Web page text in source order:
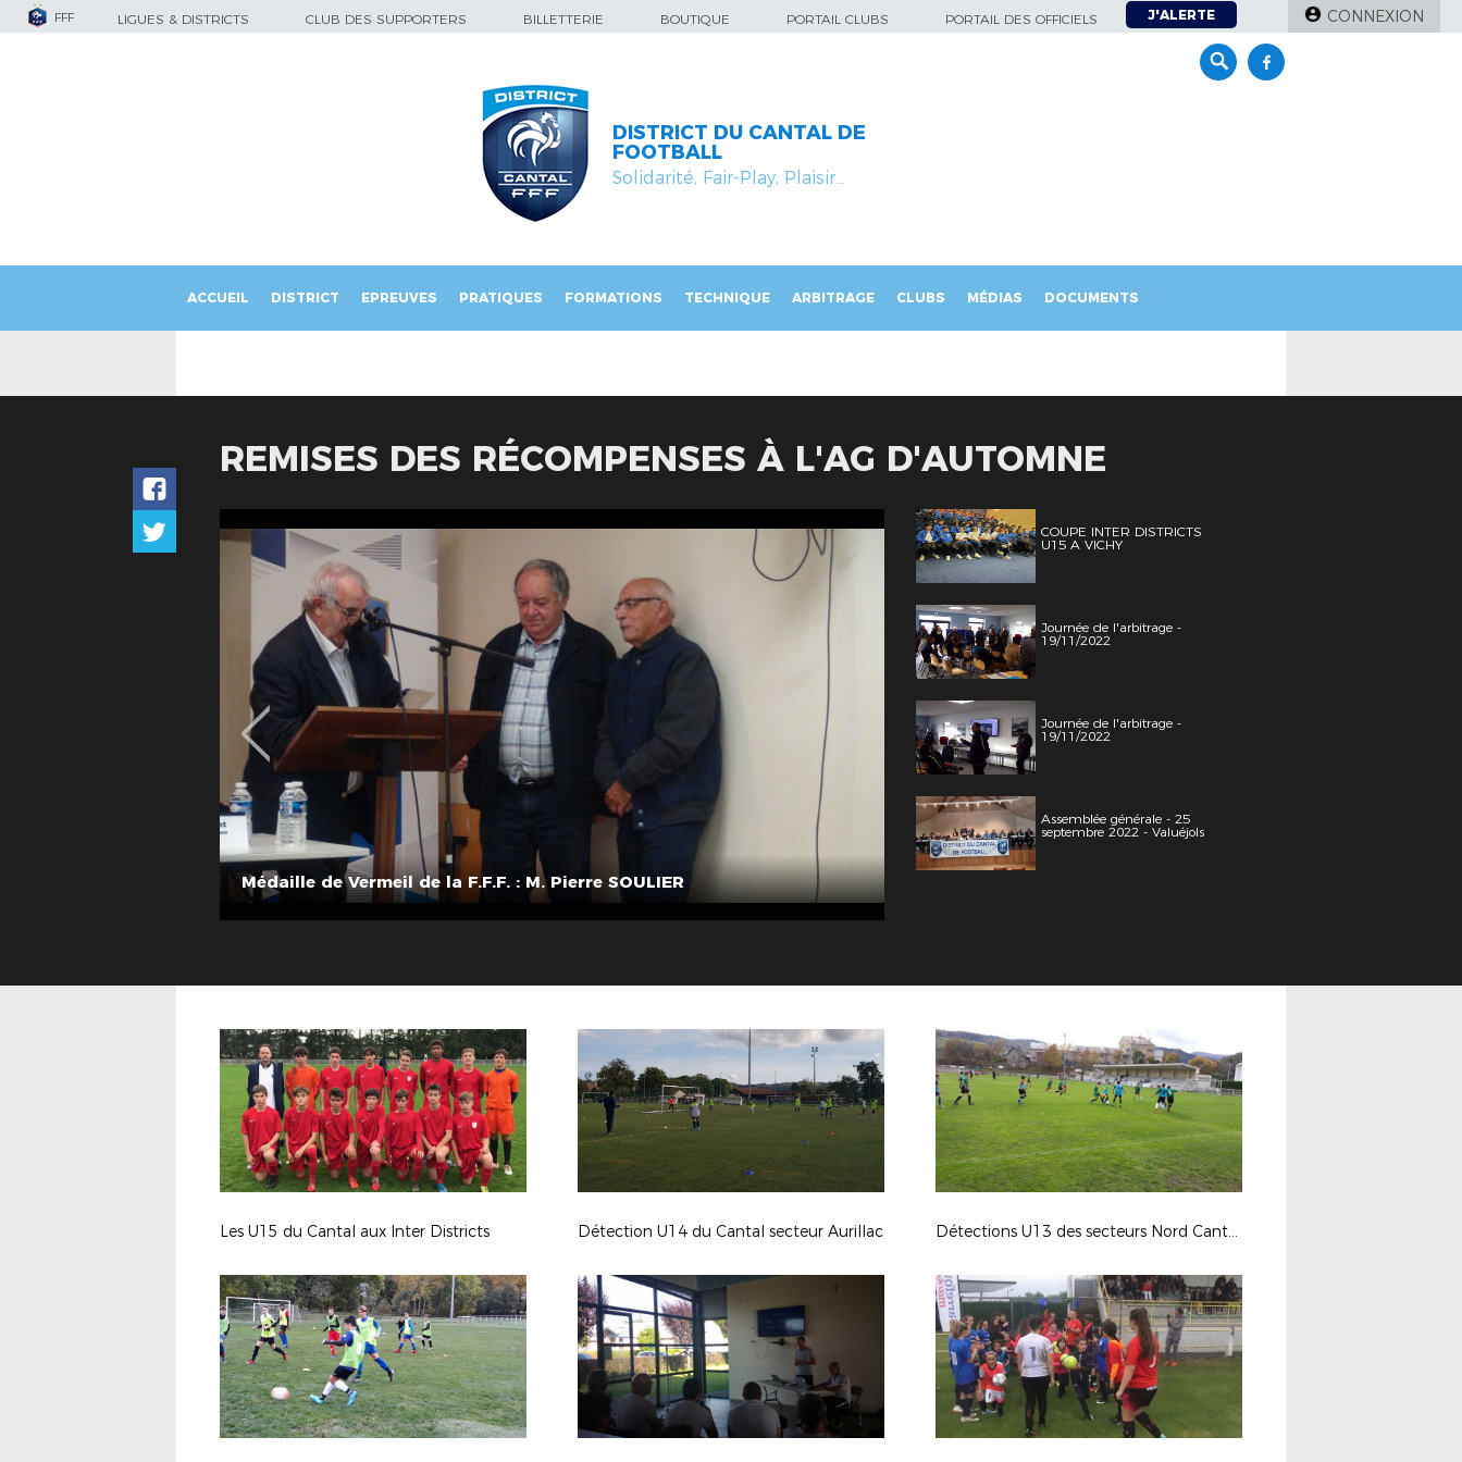
FFF LIGUES & DISTRICTS CLUB DES SUPPORTERS BILLETTERIE BOUTIQUE PORTAIL CLUBS PORTAIL DES OFFICIELS J'ALERTE CONNEXION
DISTRICT DU CANTAL DE
FOOTBALL
Solidarité, Fair-Play, Plaisir…
ACCUEIL DISTRICT EPREUVES PRATIQUES FORMATIONS TECHNIQUE ARBITRAGE CLUBS MÉDIAS DOCUMENTS
REMISES DES RÉCOMPENSES À L'AG D'AUTOMNE
Médaille de Vermeil de la F.F.F. : M. Pierre SOULIER
COUPE INTER DISTRICTS
U15 A VICHY
Journée de l'arbitrage -
19/11/2022
Journée de l'arbitrage -
19/11/2022
Assemblée générale - 25
septembre 2022 - Valuéjols
Les U15 du Cantal aux Inter Districts Détection U14 du Cantal secteur Aurillac Détections U13 des secteurs Nord Cantal et Aurillac à Murat et Aurillac